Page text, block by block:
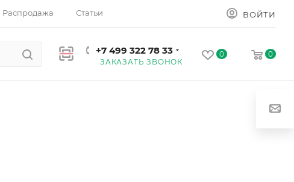
Распродажа Статьи ВОЙТИ
+7 499 322 78 33
ЗАКАЗАТЬ ЗВОНОК
0 0